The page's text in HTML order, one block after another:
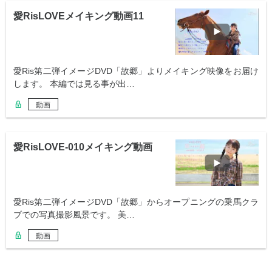
愛RisLOVEメイキング動画11
愛Ris第二弾イメージDVD「故郷」よりメイキング映像をお届け
します。 本編では見る事が出…
動画
愛RisLOVE-010メイキング動画
愛Ris第二弾イメージDVD「故郷」からオープニングの乗馬クラ
ブでの写真撮影風景です。 美…
動画